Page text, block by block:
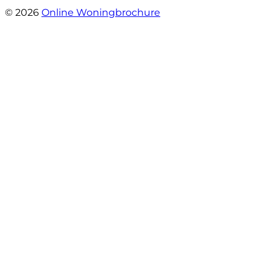
© 2026 Online Woningbrochure